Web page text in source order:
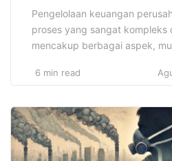
Pengelolaan keuangan
proses yang sangat kompleks
mencakup berbagai aspek,
hingga pengelolaan risiko
modern yang penuh dengan
persaingan yang ketat,
keuangan secara efektif
6 min read